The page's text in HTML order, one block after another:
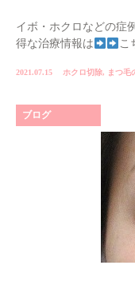
イボ・ホクロなどの症
得な治療情報は
こ
2021.07.15 ホクロ切除, まつ毛
ブログ